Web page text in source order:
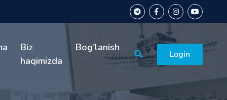
Biz
haqimizda
Bog'lanish
Login